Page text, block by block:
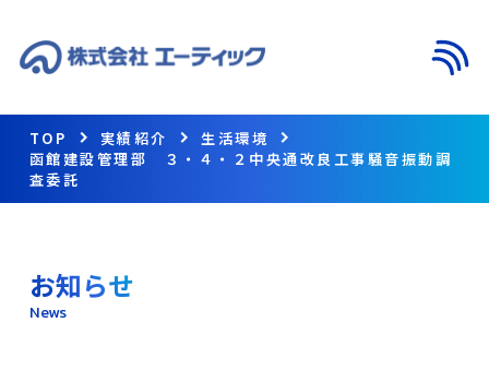
TOP 実績紹介
生活環境
函館建設管理部 ３・４・２中央通改良工事騒音振動調
査委託
お知らせ
News